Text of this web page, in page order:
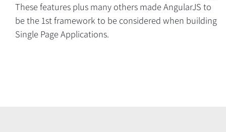
These features plus many others made AngularJS to
be the 1st framework to be considered when building
Single Page Applications.